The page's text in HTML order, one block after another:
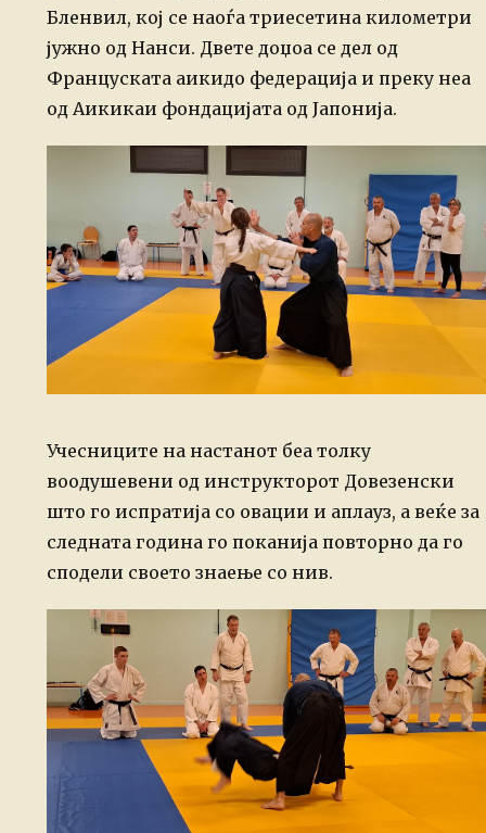
Бленвил, кој се наоѓа триесетина километри
јужно од Нанси. Двете доџоа се дел од
Француската аикидо федерација и преку неа
од Аикикаи фондацијата од Јапонија.
Учесниците на настанот беа толку
воодушевени од инструкторот Довезенски
што го испратија со овации и аплауз, а веќе за
следната година го поканија повторно да го
сподели своето знаење со нив.